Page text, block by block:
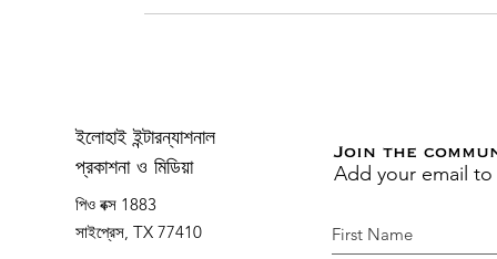
ইলোহাই ইন্টারন্যাশনাল
প্রকাশনা ও মিডিয়া
পিও বক্স 1883
সাইপ্রেস, TX 77410
Join the
Add your email